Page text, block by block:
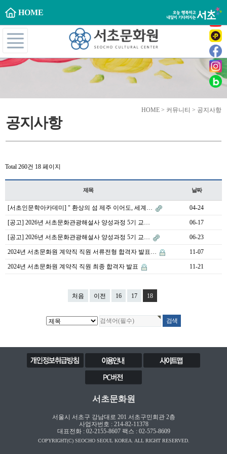
HOME
HOME > 커뮤니티 > 공지사항
공지사항
Total 260건 18 페이지
제목 날짜
[서초인문학아카데미] " 환상의 섬 제주 이어도, 세계… 04-24
[공고] 2026년 서초문화관광해설사 양성과정 5기 교… 06-17
[공고] 2026년 서초문화관광해설사 양성과정 5기 교… 06-23
2024년 서초문화원 계약직 직원 서류전형 합격자 발표… 11-07
2024년 서초문화원 계약직 직원 최종 합격자 발표 11-21
처음 이전 16 17 18
서초문화원
서울시 서초구 강남대로 201 서초구민회관 2층
사업자번호 : 214-82-11378
대표전화 : 02-2155-8607 팩스 : 02-575-8609
COPYRIGHT(C) SEOCHO SEOUL KOREA. ALL RIGHT RESERVED.